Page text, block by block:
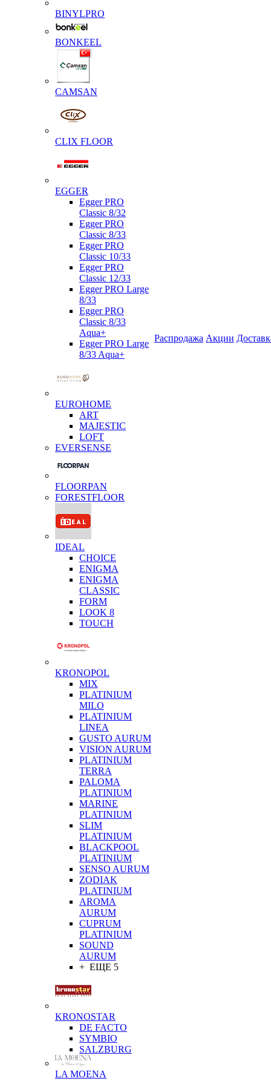
BINYLPRO
BONKEEL
CAMSAN
CLIX FLOOR
EGGER
Egger PRO
Classic 8/32
Egger PRO
Classic 8/33
Egger PRO
Classic 10/33
Egger PRO
Classic 12/33
Egger PRO Large
8/33
Egger PRO
Classic 8/33
Aqua+
Egger PRO Large
8/33 Aqua+
EUROHOME
ART
MAJESTIC
LOFT
EVERSENSE
FLOORPAN
FORESTFLOOR
IDEAL
CHOICE
ENIGMA
ENIGMA
CLASSIC
FORM
LOOK 8
TOUCH
KRONOPOL
MIX
PLATINIUM
MILO
PLATINIUM
LINEA
GUSTO AURUM
VISION AURUM
PLATINIUM
TERRA
PALOMA
PLATINIUM
MARINE
PLATINIUM
SLIM
PLATINIUM
BLACKPOOL
PLATINIUM
SENSO AURUM
ZODIAK
PLATINIUM
AROMA
AURUM
CUPRUM
PLATINIUM
SOUND
AURUM
+ ЕЩЕ 5
KRONOSTAR
DE FACTO
SYMBIO
SALZBURG
LA MOENA
Распродажа Акции